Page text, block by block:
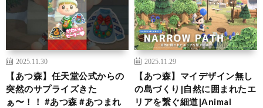
2025.11.30
【あつ森】任天堂公式からの
突然のサプライズきた
ぁ〜！！ #あつ森 #あつまれ
2025.11.29
【あつ森】マイデザイン無し
の島づくり|自然に囲まれたエ
リアを繋ぐ細道|Animal